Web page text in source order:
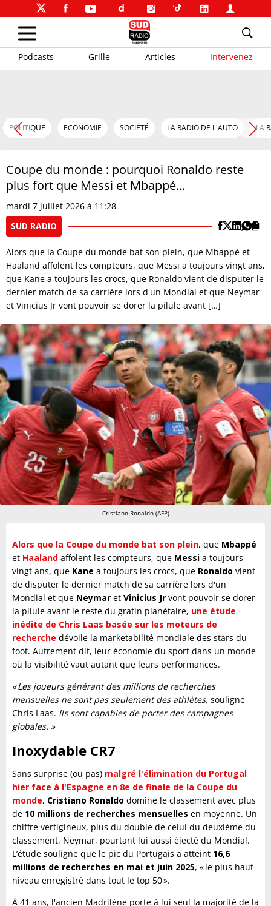
Podcasts Grille Articles Intervenez
POLITIQUE ECONOMIE SOCIÉTÉ LA RADIO DE L'AUTO LA
Coupe du monde : pourquoi Ronaldo reste
plus fort que Messi et Mbappé...
mardi 7 juillet 2026 à 11:28
SUD RADIO
Alors que la Coupe du monde bat son plein, que Mbappé et
Haaland affolent les compteurs, que Messi a toujours vingt ans,
que Kane a toujours les crocs, que Ronaldo vient de disputer le
dernier match de sa carrière lors d'un Mondial et que Neymar
et Vinicius Jr vont pouvoir se dorer la pilule avant […]
Cristiano Ronaldo (AFP)
Alors que la Coupe du monde bat son plein, que Mbappé
et Haaland affolent les compteurs, que Messi a toujours
vingt ans, que Kane a toujours les crocs, que Ronaldo vient
de disputer le dernier match de sa carrière lors d'un
Mondial et que Neymar et Vinicius Jr vont pouvoir se dorer
la pilule avant le reste du gratin planétaire, une étude
inédite de Chris Laas basée sur les moteurs de
recherche dévoile la marketabilité mondiale des stars du
foot. Autrement dit, leur économie du sport dans un monde
où la visibilité vaut autant que leurs performances.
« Les joueurs générant des millions de recherches
mensuelles ne sont pas seulement des athlètes, souligne
Chris Laas. Ils sont capables de porter des campagnes
globales. »
Inoxydable CR7
Sans surprise (ou pas) malgré l'élimination du Portugal
hier face à l'Espagne en 8e de finale de la Coupe du
monde, Cristiano Ronaldo domine le classement avec plus
de 10 millions de recherches mensuelles en moyenne. Un
chiffre vertigineux, plus du double de celui du deuxième du
classement, Neymar, pourtant lui aussi éjecté du Mondial.
L’étude souligne que le pic du Portugais a atteint 16,6
millions de recherches en mai et juin 2025, « le plus haut
niveau enregistré dans tout le top 50 ».
À 41 ans, l'ancien Madrilène porte à lui seul la majorité de la